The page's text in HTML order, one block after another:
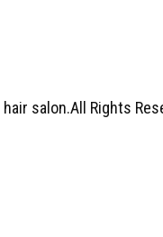
salon.All Rights